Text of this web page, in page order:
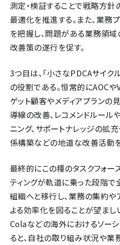
測定・検証することで戦略方
最適化を推進する。また、業務
を把握し、問題がある業務領
改善策の遂行を促す。
3つ目は、「小さなPDCAサイク
の役割である。恒常的にAOCや
ゲット顧客やメディアプランの
導線の改善、レコメンドルール
ニング、サポートナレッジの拡
係構築などの地道な改善活動
最終的にこの種のタスクフォー
ティングが軌道に乗った段階
組織へと移行し、業務の集約や
よる効率化を図ることが望まし
Colaなどの海外におけるソー
ると、自社の取り組み状況や業